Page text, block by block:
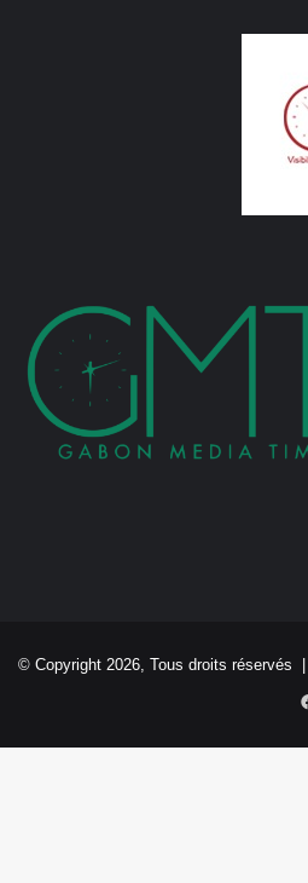
© Copyright 2026, Tous droits réservés |